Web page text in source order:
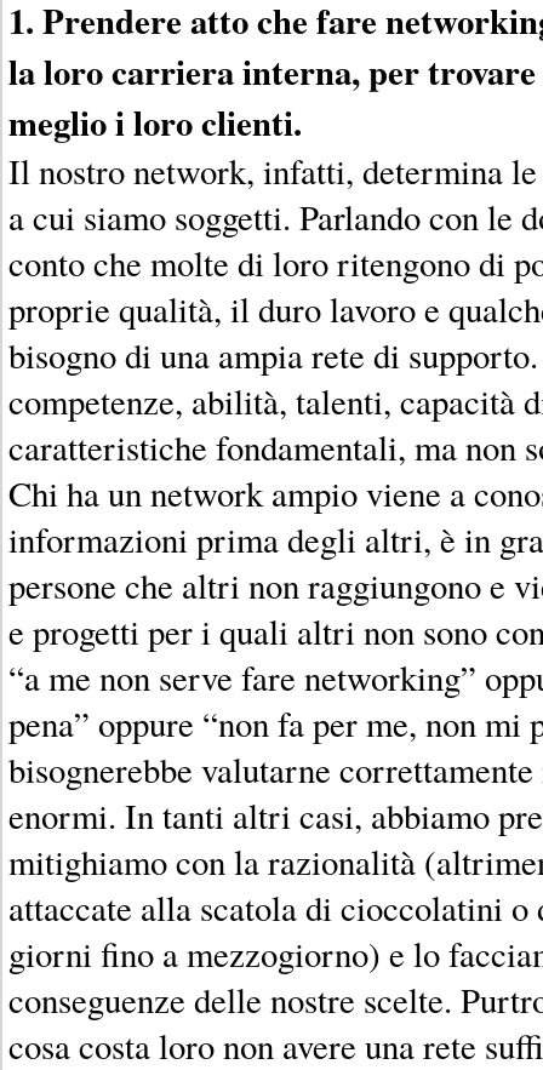
1. Prendere atto che fare
la loro carriera interna, per
meglio i loro clienti.
Il nostro network, infatti, determina
a cui siamo soggetti. Parlando con le
conto che molte di loro ritengono di
proprie qualità, il duro lavoro e
bisogno di una ampia rete di
competenze, abilità, talenti, capacità
caratteristiche fondamentali, ma non
Chi ha un network ampio viene a
informazioni prima degli altri, è in
persone che altri non raggiungono e
e progetti per i quali altri non sono
“a me non serve fare networking”
pena” oppure “non fa per me, non mi
bisognerebbe valutarne
enormi. In tanti altri casi, abbiamo
mitighiamo con la razionalità
attaccate alla scatola di cioccolatini
giorni fino a mezzogiorno) e lo
conseguenze delle nostre scelte.
cosa costa loro non avere una rete